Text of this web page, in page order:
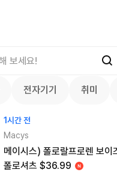
전자기기 취미
1시간 전
Macys
메이시스) 폴로랄프로렌 보이
폴로셔츠 $36.99